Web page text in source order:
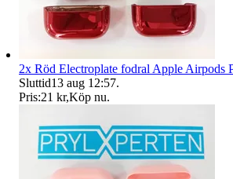
2x Röd Electroplate fodral Apple Airpods
Sluttid13 aug 12:57.
Pris:21 kr,Köp nu.